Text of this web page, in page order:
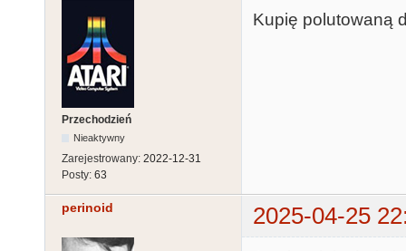
Przechodzień
Nieaktywny
Zarejestrowany: 2022-12-31
Posty: 63
Kupię polutowaną
perinoid 2025-04-25